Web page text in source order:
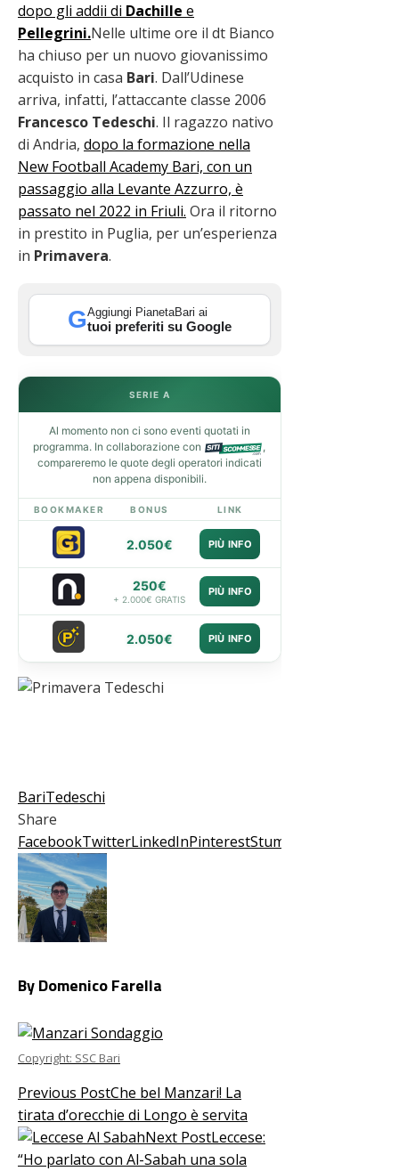
dopo gli addii di Dachille e
Pellegrini.Nelle ultime ore il dt Bianco
ha chiuso per un nuovo giovanissimo
acquisto in casa Bari. Dall’Udinese
arriva, infatti, l’attaccante classe 2006
Francesco Tedeschi. Il ragazzo nativo
di Andria, dopo la formazione nella
New Football Academy Bari, con un
passaggio alla Levante Azzurro, è
passato nel 2022 in Friuli. Ora il ritorno
in prestito in Puglia, per un’esperienza
in Primavera.
GAggiungi PianetaBari ai
tuoi preferiti su Google
SERIE A
Al momento non ci sono eventi quotati in
programma. In collaborazione con
,
compareremo le quote degli operatori indicati
non appena disponibili.
BOOKMAKER BONUS LINK
2.050€ PIÙ INFO
250€
+ 2.000€ GRATIS
PIÙ INFO
2.050€ PIÙ INFO
BariTedeschi
Share
FacebookTwitterLinkedInPinterestStumbleupon
By Domenico Farella
Copyright: SSC Bari
Previous PostChe bel Manzari! La
tirata d’orecchie di Longo è servita
Next PostLeccese:
“Ho parlato con Al-Sabah una sola